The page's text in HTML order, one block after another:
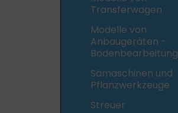
Transferwagen
Modelle von
Anbaugeräten -
Bodenbearbeitung
Sämaschinen und
Pflanzwerkzeuge
Streuer